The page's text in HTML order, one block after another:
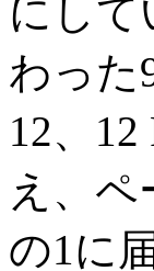
にして
わった
12、
え、
の1に